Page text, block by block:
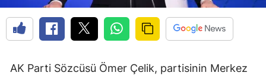
AK Parti Sözcüsü Ömer Çelik, partisinin Merkez